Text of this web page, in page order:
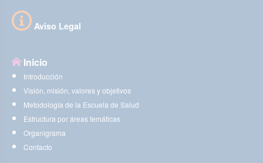
Aviso Legal
Inicio
Introducción
Visión, misión, valores y objetivos
Metodología de la Escuela de Salud
Estructura por áreas temáticas
Organigrama
Contacto